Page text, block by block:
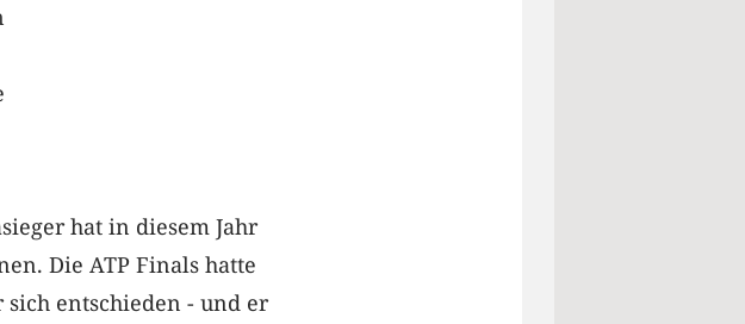
hat in diesem Jahr
Die ATP Finals hatte
entschieden - und er